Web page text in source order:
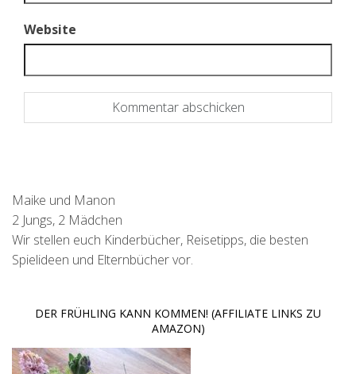
Website
Maike und Manon
2 Jungs, 2 Mädchen
Wir stellen euch Kinderbücher, Reisetipps, die besten
Spielideen und Elternbücher vor.
DER FRÜHLING KANN KOMMEN! (AFFILIATE LINKS ZU
AMAZON)